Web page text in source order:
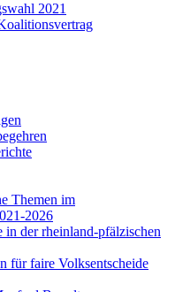
2021
Themen im
2026
der rheinland-pfälzischen
für faire Volksentscheide